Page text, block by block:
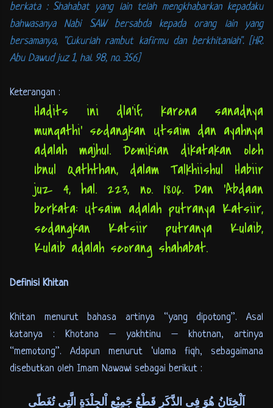
berkata : Shahabat yang lain telah mengkhabarkan kepadaku
bahwasanya Nabi SAW bersabda kepada orang lain yang
bersamanya, "Cukurlah rambut kafirmu dan berkhitanlah". [HR.
Abu Dawud juz 1, hal. 98, no. 356]
Keterangan :
Hadits ini dla’if, karena sanadnya
munqathi’ sedangkan Utsaim dan ayahnya
adalah majhul. Demikian dikatakan oleh
Ibnul Qaththan, dalam Talkhiishul Habiir
juz 4, hal. 223, no. 1806. Dan ‘Abdaan
berkata: Utsaim adalah putranya Katsiir,
sedangkan Katsiir putranya Kulaib,
Kulaib adalah seorang shahabat.
Definisi Khitan
Khitan menurut bahasa artinya “yang dipotong”. Asal
katanya : Khotana – yakhtinu – khotnan, artinya
“memotong”. Adapun menurut ‘ulama fiqh, sebagaimana
disebutkan oleh Imam Nawawi sebagai berikut :
اَلْخِتَانُ هُوَ فِى الذَّكَرِ قَطْعُ جَمِيْعِ اْلجِلْدَةِ الَّتِى تُغَطّى